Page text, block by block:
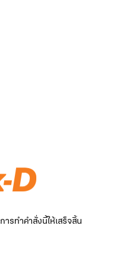
รทำคำสั่งนี้ให้เสร็จสิ้น